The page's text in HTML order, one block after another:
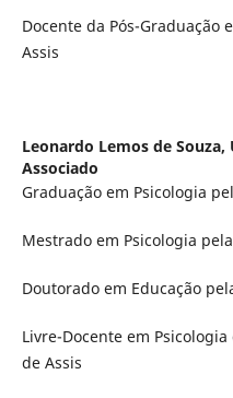
Docente da Pós-Graduação
Assis
Leonardo Lemos de Souza,
Associado
Graduação em Psicologia
Mestrado em Psicologia pela
Doutorado em Educação
Livre-Docente em
de Assis